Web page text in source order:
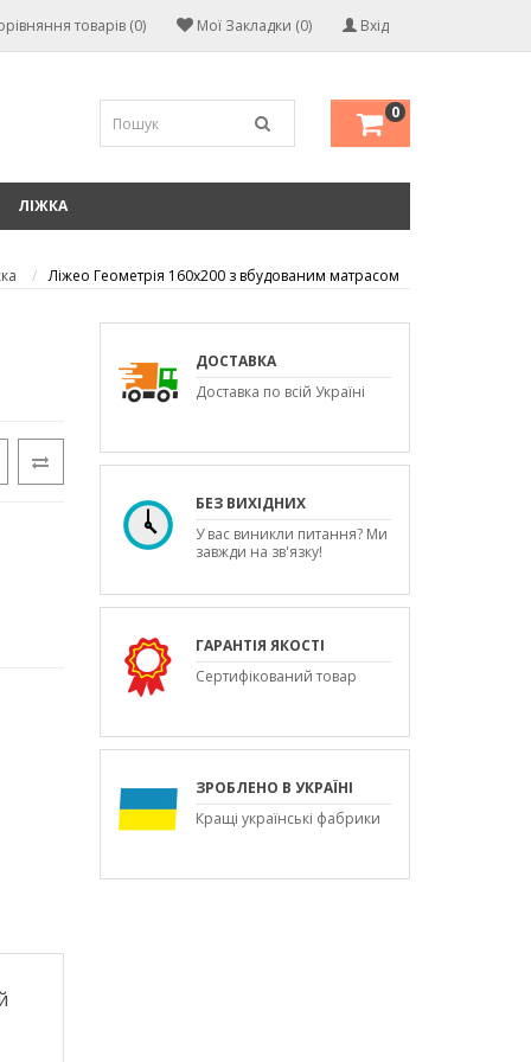
Вхід
Мої Закладки (0)
товарів (0)
0
ЛІЖКА
Ліжео Геометрія 160х200 з вбудованим матрасом
ДОСТАВКА
Доставка по всій Україні
БЕЗ ВИХІДНИХ
У вас виникли питання? Ми
завжди на зв'язку!
ГАРАНТІЯ ЯКОСТІ
Сертифікований товар
ЗРОБЛЕНО В УКРАЇНІ
Кращі українські фабрики